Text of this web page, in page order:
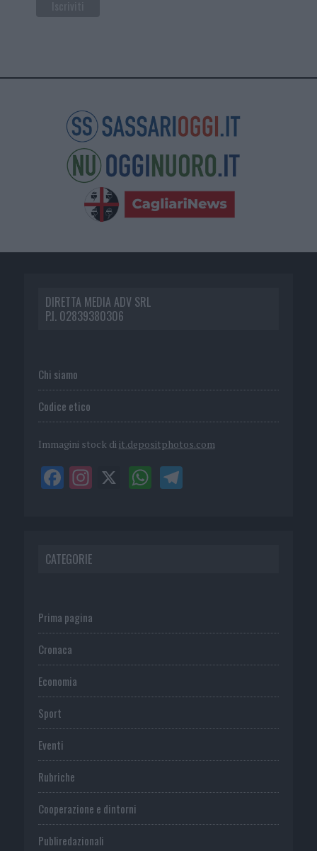
DIRETTA MEDIA ADV SRL
P.I. 02839380306
Chi siamo
Codice etico
Immagini stock di it.depositphotos.com
CATEGORIE
Prima pagina
Cronaca
Economia
Sport
Eventi
Rubriche
Cooperazione e dintorni
Publiredazionali